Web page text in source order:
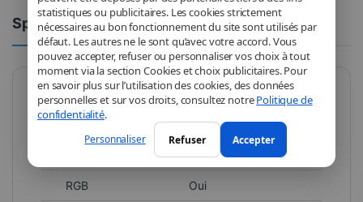
statistiques ou publicitaires. Les cookies strictement
nécessaires au bon fonctionnement du site sont utilisés par
défaut. Les autres ne le sont qu’avec votre accord. Vous
pouvez accepter, refuser ou personnaliser vos choix à tout
moment via la section Cookies et choix publicitaires. Pour
en savoir plus sur l’utilisation des cookies, des données
personnelles et sur vos droits, consultez notrePolitique de
confidentialité.
Personnaliser Refuser Accepter
Spécifications Commentaires
Marque DeepCool
Modèle
R-LQ360-WHDSMC-
G-1
RGB Oui